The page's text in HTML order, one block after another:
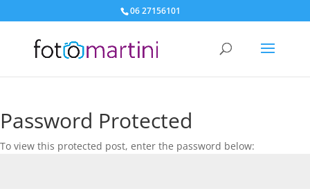
06 27156101
Password Protected
To view this protected post, enter the password below: